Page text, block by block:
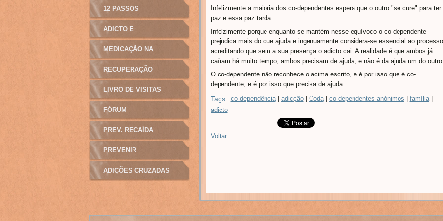
Infelizmente a maioria dos co-dependentes espera que o outro "se cure" para ter
paz e essa paz tarda.
Infelzimente porque enquanto se mantém nesse equívoco o co-dependente
prejudica mais do que ajuda e ingenuamente considera-se essencial ao processo
acreditando que sem a sua presença o adicto cai. A realidade é que ambos já
caíram há muito tempo, ambos precisam de ajuda, e não é da ajuda um do
O co-dependente não reconhece o acima escrito, e é por isso que é co-
dependente, e é por isso que precisa de ajuda.
Tags: co-dependência adicção Coda co-dependentes anónimos família
adicto
Voltar
12 PASSOS
ADICTO E
MANIPULAÇÃO
MEDICAÇÃO NA
ADICÇÃO
RECUPERAÇÃO
LIVRO DE VISITAS
FÓRUM
PREV. RECAÍDA
PREVENIR
ADIÇÕES CRUZADAS